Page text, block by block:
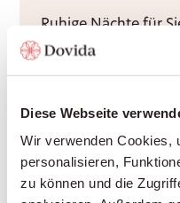
Diese Webseite
Wir verwenden Cookies,
personalisieren,
zu können und die
Ruhige Nächte für
durch
Grundpflege
Würdevolle